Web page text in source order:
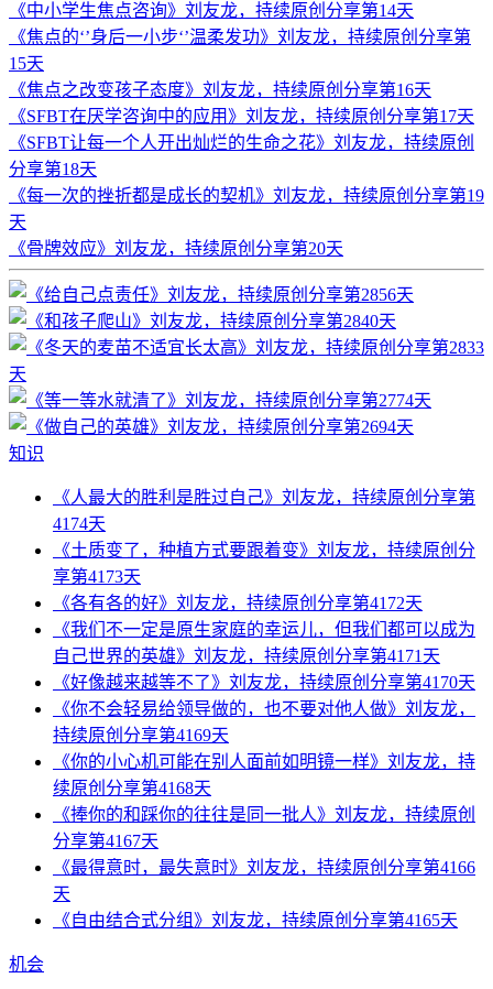
《中小学生焦点咨询》刘友龙，持续原创分享第14天
《焦点的‘’身后一小步‘’温柔发功》刘友龙，持续原创分享第
15天
《焦点之改变孩子态度》刘友龙，持续原创分享第16天
《SFBT在厌学咨询中的应用》刘友龙，持续原创分享第17天
《SFBT让每一个人开出灿烂的生命之花》刘友龙，持续原创
分享第18天
《每一次的挫折都是成长的契机》刘友龙，持续原创分享第19
天
《骨牌效应》刘友龙，持续原创分享第20天
知识
《人最大的胜利是胜过自己》刘友龙，持续原创分享第
4174天
《土质变了，种植方式要跟着变》刘友龙，持续原创分
享第4173天
《各有各的好》刘友龙，持续原创分享第4172天
《我们不一定是原生家庭的幸运儿，但我们都可以成为
自己世界的英雄》刘友龙，持续原创分享第4171天
《好像越来越等不了》刘友龙，持续原创分享第4170天
《你不会轻易给领导做的，也不要对他人做》刘友龙，
持续原创分享第4169天
《你的小心机可能在别人面前如明镜一样》刘友龙，持
续原创分享第4168天
《捧你的和踩你的往往是同一批人》刘友龙，持续原创
分享第4167天
《最得意时，最失意时》刘友龙，持续原创分享第4166
天
《自由结合式分组》刘友龙，持续原创分享第4165天
机会